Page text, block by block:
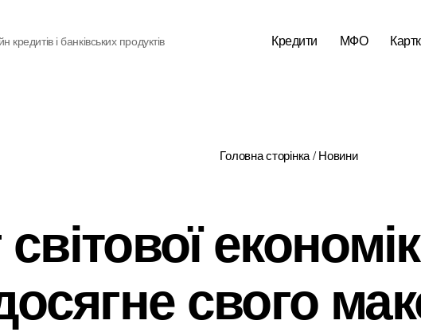
і банківських продуктів Кредити МФО
Головна сторінка/Новини
свого